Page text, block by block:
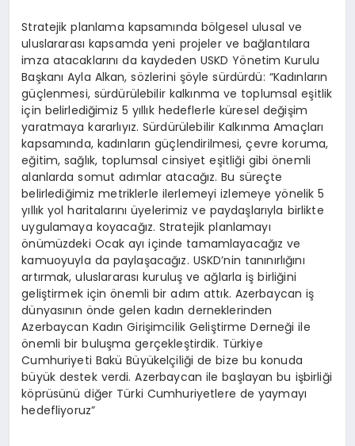
Stratejik planlama kapsamında bölgesel ulusal ve
uluslararası kapsamda yeni projeler ve bağlantılara
imza atacaklarını da kaydeden USKD Yönetim Kurulu
Başkanı Ayla Alkan, sözlerini şöyle sürdürdü: “Kadınların
güçlenmesi, sürdürülebilir kalkınma ve toplumsal eşitlik
için belirlediğimiz 5 yıllık hedeflerle küresel değişim
yaratmaya kararlıyız. Sürdürülebilir Kalkınma Amaçları
kapsamında, kadınların güçlendirilmesi, çevre koruma,
eğitim, sağlık, toplumsal cinsiyet eşitliği gibi önemli
alanlarda somut adımlar atacağız. Bu süreçte
belirlediğimiz metriklerle ilerlemeyi izlemeye yönelik 5
yıllık yol haritalarını üyelerimiz ve paydaşlarıyla birlikte
uygulamaya koyacağız. Stratejik planlamayı
önümüzdeki Ocak ayı içinde tamamlayacağız ve
kamuoyuyla da paylaşacağız. USKD’nin tanınırlığını
artırmak, uluslararası kuruluş ve ağlarla iş birliğini
geliştirmek için önemli bir adım attık. Azerbaycan iş
dünyasının önde gelen kadın derneklerinden
Azerbaycan Kadın Girişimcilik Geliştirme Derneği ile
önemli bir buluşma gerçekleştirdik. Türkiye
Cumhuriyeti Bakü Büyükelçiliği de bize bu konuda
büyük destek verdi. Azerbaycan ile başlayan bu işbirliği
köprüsünü diğer Türki Cumhuriyetlere de yaymayı
hedefliyoruz”